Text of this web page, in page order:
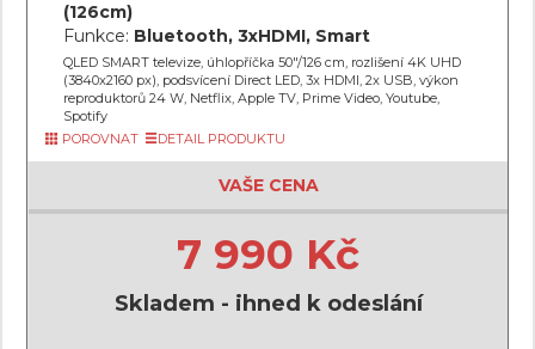
(126cm)
Funkce: Bluetooth, 3xHDMI, Smart
QLED SMART televize, úhlopříčka 50"/126 cm, rozlišení 4K UHD
(3840x2160 px), podsvícení Direct LED, 3x HDMI, 2x USB, výkon
reproduktorů 24 W, Netflix, Apple TV, Prime Video, Youtube,
Spotify
POROVNAT
DETAIL PRODUKTU
VAŠE CENA
7 990 Kč
Skladem - ihned k odeslání